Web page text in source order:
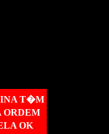
T�M
OK